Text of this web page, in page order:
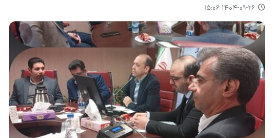
۱۴۰۴-۰۹-۲۶ ۱۵:۰۶